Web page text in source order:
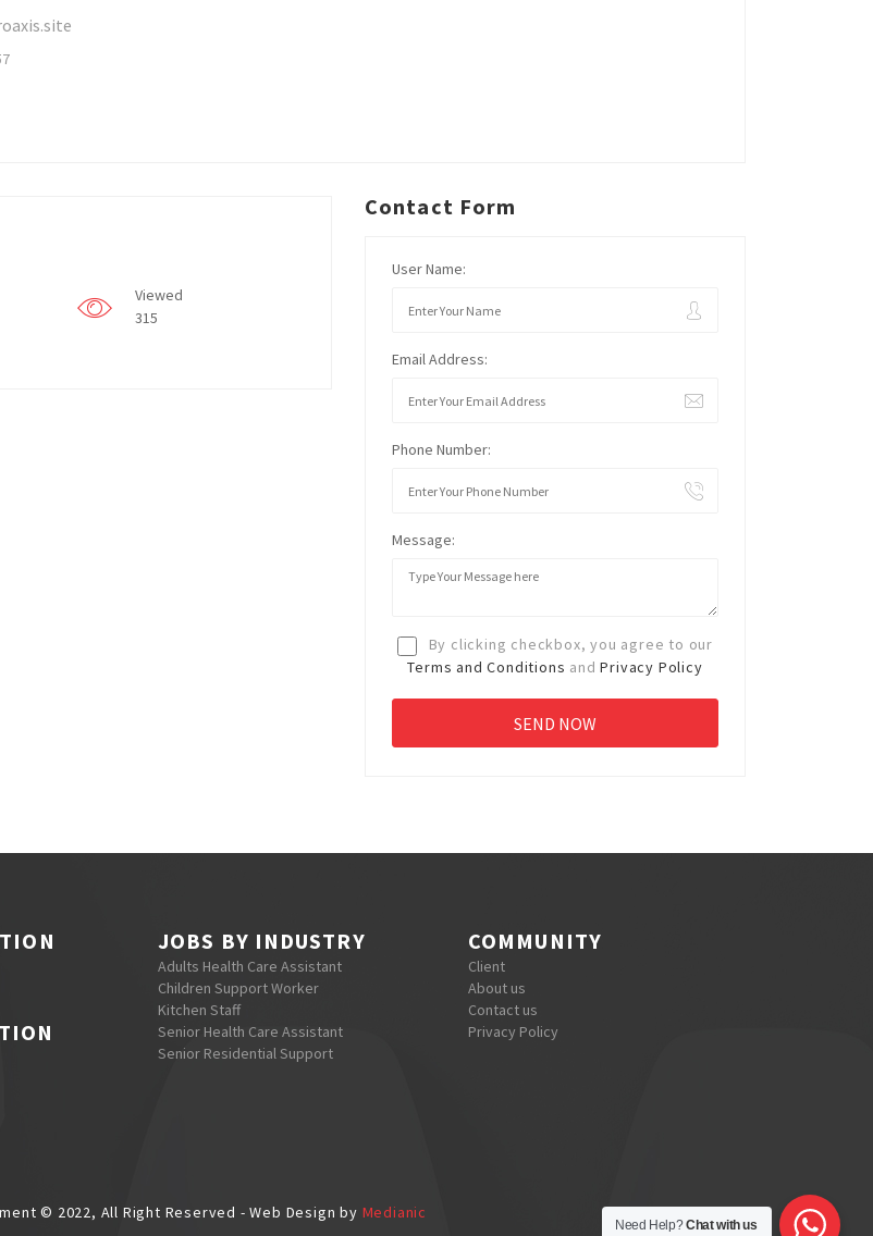
Viewed
315
Contact Form
User Name:
Email Address:
Phone Number:
Message:
By clicking checkbox, you agree to our
Terms and Conditions andPrivacy Policy
JOBS BY INDUSTRY
Adults Health Care Assistant
Children Support Worker
Kitchen Staff
Senior Health Care Assistant
Senior Residential Support
COMMUNITY
Client
About us
Contact us
Privacy Policy
© 2022, All Right Reserved - Web Design by Medianic
Need Help?Chat with us